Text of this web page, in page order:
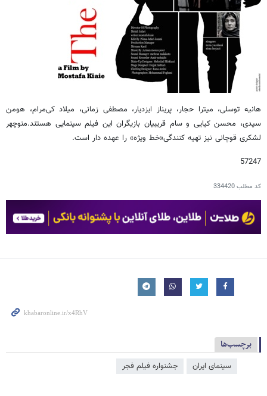
هانیه توسلی، میترا حجار، پریناز ایزدیار، مصطفی زمانی، میلاد کی‌مرام، هومن
سیدی، محسن کیایی و سام قریبیان بازیگران این فیلم سینمایی هستند.منوچهر
لشکری قوچانی نیز تهیه کنندگی«خط ویژه» را عهده دار است.
57247
کد مطلب334420
برچسب‌ها
سینمای ایران جشنواره فیلم فجر